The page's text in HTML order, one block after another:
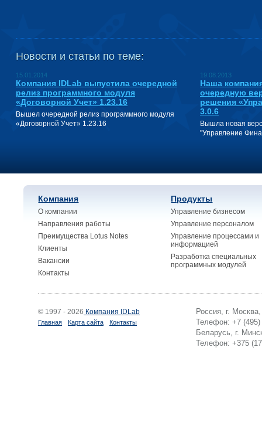
Новости и статьи по теме:
15.01.2014
Компания IDLab выпустила очередной
релиз программного модуля
«Договорной Учет» 1.23.16
Вышел очередной релиз программного модуля
«Договорной Учет» 1.23.16
19.08.2013
Наша
очередную
решения
3.0.6
Вышла новая
"Управление
Компания
О компании
Направления работы
Преимущества Lotus Notes
Клиенты
Вакансии
Контакты
Продукты
Управление бизнесом
Управление персоналом
Управление процессами и
информацией
Разработка специальных
программных модулей
© 1997 - 2026 Компания IDLab
Главная Карта сайта Контакты
Россия, г.
Телефон: +7 (495)
Беларусь, г.
Телефон: +375